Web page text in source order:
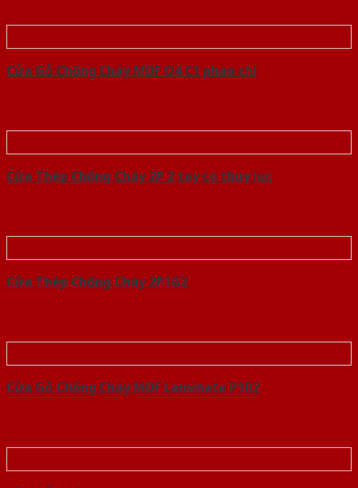
Cửa Gỗ Chống Cháy MDF O4 C1 phao chi
Cửa Thép Chống Cháy 2P 2 tay co thuy luc
Cửa Thép Chống Cháy 2P1G2
Cửa Gỗ Chống Cháy MDF Laminate P1R2